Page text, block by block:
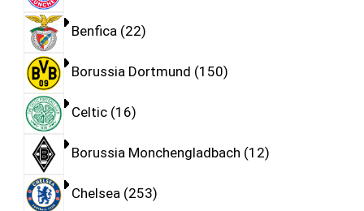
Benfica 22
Borussia Dortmund 150
Celtic 16
Borussia Monchengladbach 12
Chelsea 253